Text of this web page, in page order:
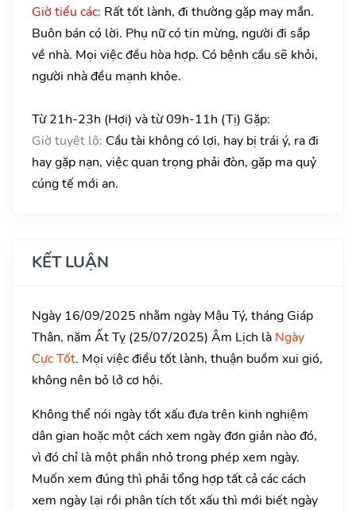
Giờ tiểu các: Rất tốt lành, đi thường gặp may mắn.
Buôn bán có lời. Phụ nữ có tin mừng, người đi sắp
về nhà. Mọi việc đều hòa hợp. Có bệnh cầu sẽ khỏi,
người nhà đều mạnh khỏe.
Từ 21h-23h (Hợi) và từ 09h-11h (Tị) Gặp:
Giờ tuyệt lộ: Cầu tài không có lợi, hay bị trái ý, ra đi
hay gặp nạn, việc quan trọng phải đòn, gặp ma quỷ
cúng tế mới an.
KẾT LUẬN
Ngày 16/09/2025 nhằm ngày Mậu Tý, tháng Giáp
Thân, năm Ất Tỵ (25/07/2025) Âm Lịch là Ngày
Cực Tốt. Mọi việc điều tốt lành, thuận buồm xui gió,
không nên bỏ lở cơ hội.
Không thể nói ngày tốt xấu đựa trên kinh nghiệm
dân gian hoặc một cách xem ngày đơn giản nào đó,
vì đó chỉ là một phần nhỏ trong phép xem ngày.
Muốn xem đúng thì phải tổng hợp tất cả các cách
xem ngày lại rồi phân tích tốt xấu thì mới biết ngày